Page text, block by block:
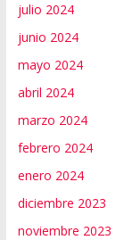
julio 2024
junio 2024
mayo 2024
abril 2024
marzo 2024
febrero 2024
enero 2024
diciembre 2023
noviembre 2023